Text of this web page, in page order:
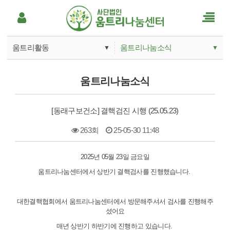
움트리활동 ▼
사업안내
움트리활동
움트리나눔소식 ▼
후원소식
움트리나눔소식
[동래구보건소] 결핵검진 시행 (25.05.23)
263회 25-05-30 11:48
2025년 05월 23일 금요일
움트리나눔센터에서 상반기 결핵검사를 진행했습니다.
대한결핵협회에서 움트리나눔센터에서 방문해주셔서 검사를 진행해주
셨어요
매년 상반기 하반기에 진행하고 있습니다.